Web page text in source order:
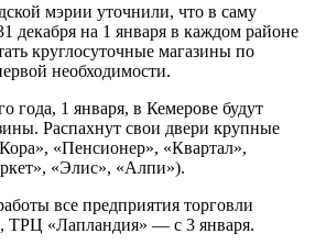
мэрии уточнили, что в саму
декабря на 1 января в каждом районе
круглосуточные магазины по
необходимости.
года, 1 января, в Кемерове будут
Распахнут свои двери крупные
«Пенсионер», «Квартал»,
«Элис», «Алпи»).
все предприятия торговли
ТРЦ «Лапландия» — с 3 января.